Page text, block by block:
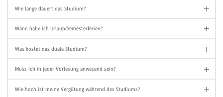
Wie lange dauert das Studium?
Wann habe ich Urlaub/Semesterferien?
Was kostet das duale Studium?
Muss ich in jeder Vorlesung anwesend sein?
Wie hoch ist meine Vergütung während des Studiums?